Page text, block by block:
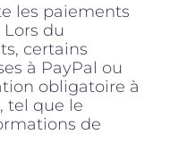
les paiements
du
certains
à PayPal ou
obligatoire à
tel que le
de